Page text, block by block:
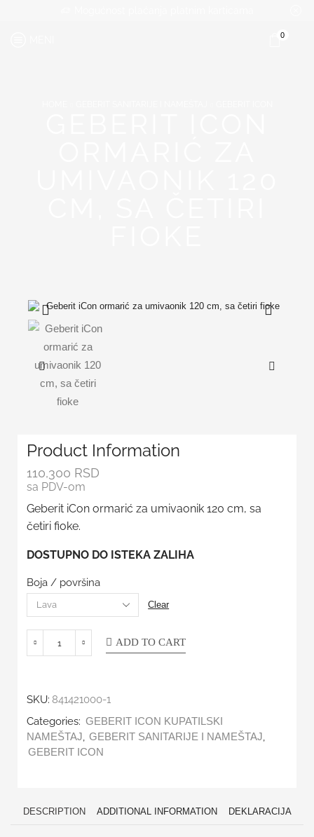
0
Product Information
110,300 RSD
sa PDV-om
Geberit iCon ormarić za umivaonik 120 cm, sa
četiri fioke.
DOSTUPNO DO ISTEKA ZALIHA
Boja / površina
Clear
ADD TO CART
SKU: 841421000-1
Categories: GEBERIT ICON KUPATILSKI
NAMEŠTAJ
GEBERIT SANITARIJE I NAMEŠTAJ
GEBERIT ICON
DESCRIPTION ADDITIONAL INFORMATION DEKLARACIJA